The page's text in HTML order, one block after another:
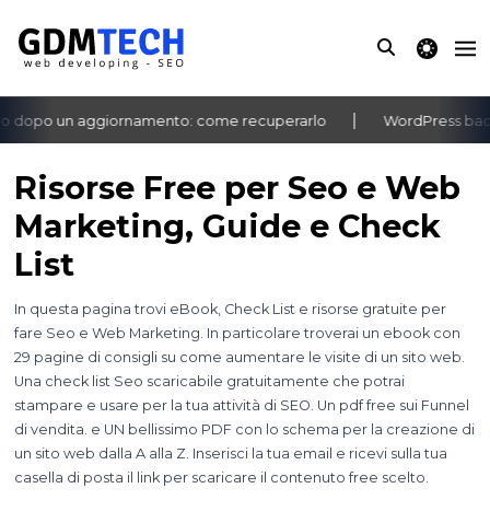
theme
dopo un aggiornamento: come recuperarlo WordPress
‹ ›
Risorse Free per Seo e Web
Marketing, Guide e Check
List
In questa pagina trovi eBook, Check List e risorse gratuite per
fare Seo e Web Marketing. In particolare troverai un ebook con
29 pagine di consigli su come aumentare le visite di un sito web.
Una check list Seo scaricabile gratuitamente che potrai
stampare e usare per la tua attività di SEO. Un pdf free sui Funnel
di vendita. e UN bellissimo PDF con lo schema per la creazione di
un sito web dalla A alla Z. Inserisci la tua email e ricevi sulla tua
casella di posta il link per scaricare il contenuto free scelto.